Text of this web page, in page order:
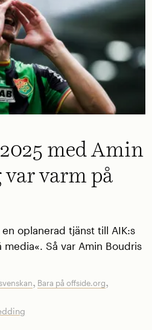
med Amin
var varm på
oplanerad tjänst till AIK:s
Så var Amin Boudris
, Bara på offside.org,